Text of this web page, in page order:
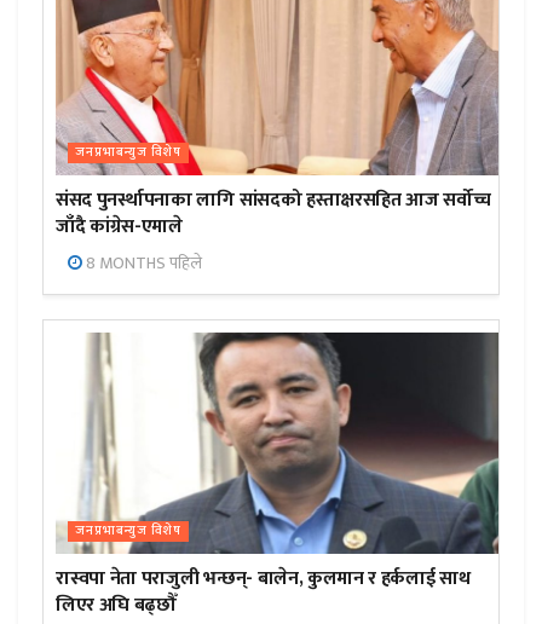
जनप्रभाबन्युज विशेष
संसद पुनर्स्थापनाका लागि सांसदको हस्ताक्षरसहित आज सर्वोच्च
जाँदै कांग्रेस-एमाले
8 MONTHS पहिले
जनप्रभाबन्युज विशेष
रास्वपा नेता पराजुली भन्छन्- बालेन, कुलमान र हर्कलाई साथ
लिएर अघि बढ्छौँ